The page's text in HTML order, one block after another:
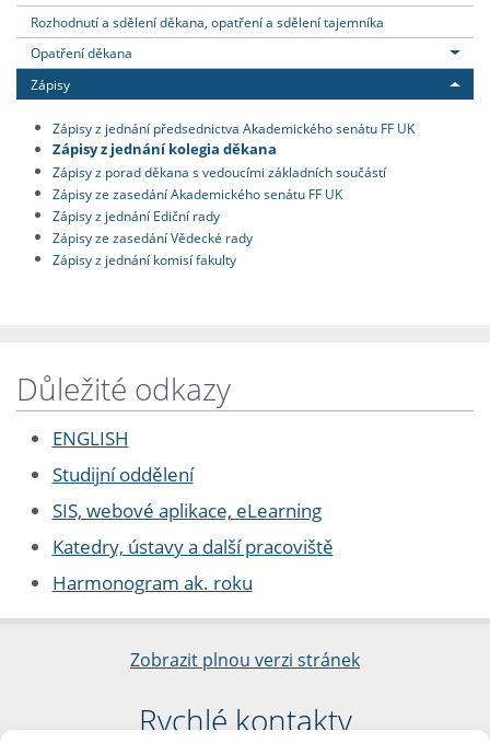
Rozhodnutí a sdělení děkana, opatření a sdělení tajemníka
Opatření děkana
Zápisy
Zápisy z jednání předsednictva Akademického senátu FF UK
Zápisy z jednání kolegia děkana
Zápisy z porad děkana s vedoucími základních součástí
Zápisy ze zasedání Akademického senátu FF UK
Zápisy z jednání Ediční rady
Zápisy ze zasedání Vědecké rady
Zápisy z jednání komisí fakulty
Důležité odkazy
ENGLISH
Studijní oddělení
SIS, webové aplikace, eLearning
Katedry, ústavy a další pracoviště
Harmonogram ak. roku
Zobrazit plnou verzi stránek
Rychlé kontakty